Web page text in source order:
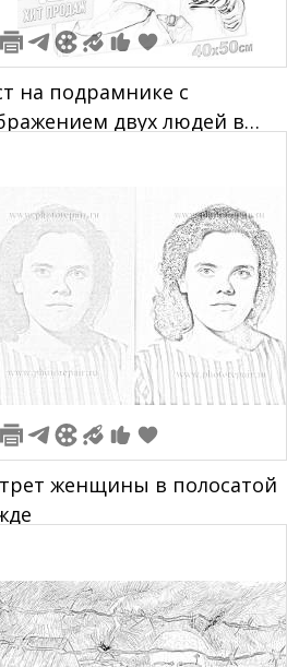
на подрамнике с
двух людей в
надписи: "ХИТ ПРОДАЖ",
", размер 40x50 см
женщины в полосатой